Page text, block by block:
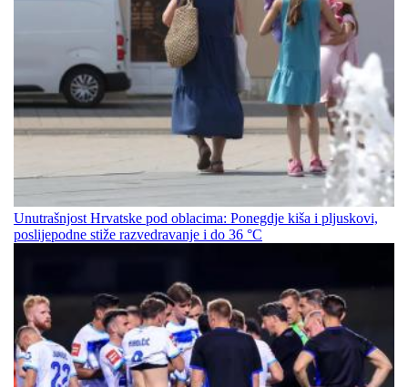
Unutrašnjost Hrvatske pod oblacima: Ponegdje kiša i pljuskovi,
poslijepodne stiže razvedravanje i do 36 °C